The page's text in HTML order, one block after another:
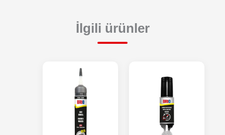
İlgili ürünler